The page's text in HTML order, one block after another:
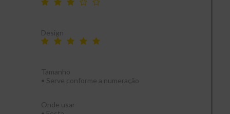
Design
Tamanho
• Serve conforme a numeração
Onde usar